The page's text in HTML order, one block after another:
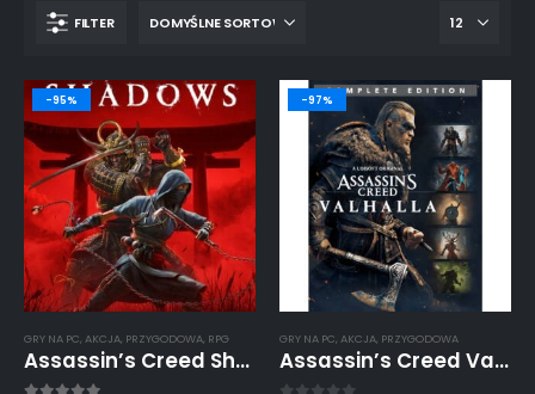
FILTER
-95%
GRY NA PC, AKCJA, PRZYGODOWA, RPG
Assassin’s Creed Shadows PC Konto Współdzielone Offline
-97%
GRY NA PC, AKCJA, PRZYGODOWA
Assassin’s Creed Valhalla Complete Edition Konto Współdzielone Steam PC